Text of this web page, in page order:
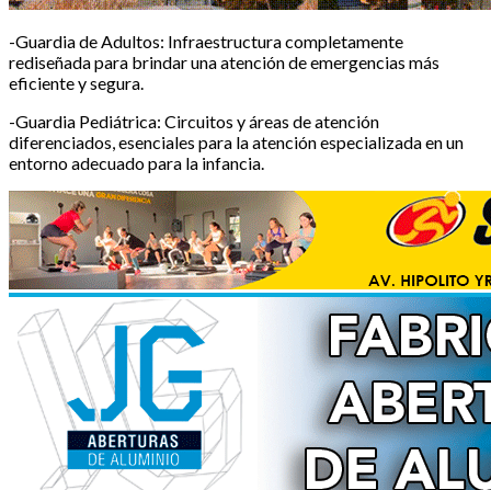
-Guardia de Adultos: Infraestructura completamente
rediseñada para brindar una atención de emergencias más
eficiente y segura.
-Guardia Pediátrica: Circuitos y áreas de atención
diferenciados, esenciales para la atención especializada en un
entorno adecuado para la infancia.